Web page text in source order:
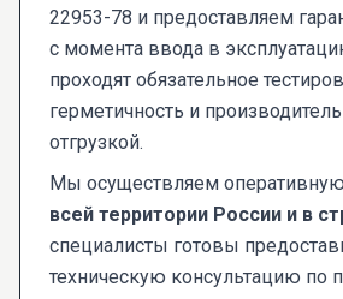
22953-78 и предоставляем
с момента ввода в
проходят обязательное
герметичность и
отгрузкой.
Мы осуществляем оперативную
всей территории России и в
специалисты готовы
техническую консультацию по